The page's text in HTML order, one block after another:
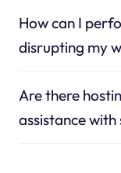
How can I
disrupting my
Are there
assistance